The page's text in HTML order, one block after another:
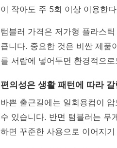
이 작아도 주 5회 이상 이용한
텀블러 가격은 저가형 플라스
큽니다. 중요한 것은 비싼 제품
를 서랍에 넣어두면 환경적으
편의성은 생활 패턴에 따라
바쁜 출근길에는 일회용컵이
수 있습니다. 반면 텀블러는 무
하면 꾸준한 사용으로 이어지